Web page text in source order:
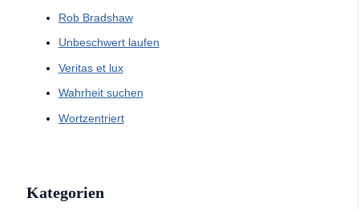
Rob Bradshaw
Unbeschwert laufen
Veritas et lux
Wahrheit suchen
Wortzentriert
Kategorien